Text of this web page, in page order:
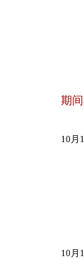
期
10月
大
其
10月